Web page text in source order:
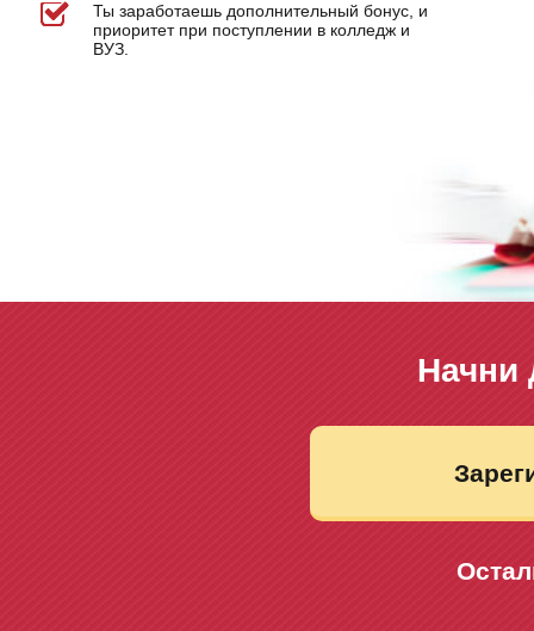
Ты заработаешь дополнительный бонус, и
приоритет при поступлении в колледж и
ВУЗ.
Начни